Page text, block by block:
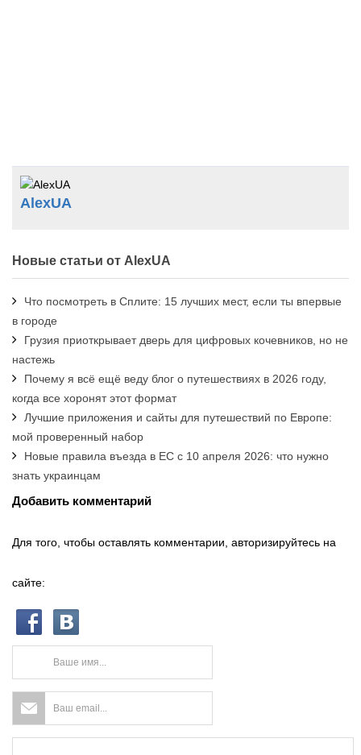
AlexUA
Новые статьи от AlexUA
Что посмотреть в Сплите: 15 лучших мест, если ты впервые
в городе
Грузия приоткрывает дверь для цифровых кочевников, но не
настежь
Почему я всё ещё веду блог о путешествиях в 2026 году,
когда все хоронят этот формат
Лучшие приложения и сайты для путешествий по Европе:
мой проверенный набор
Новые правила въезда в ЕС с 10 апреля 2026: что нужно
знать украинцам
Добавить комментарий
Для того, чтобы оставлять комментарии, авторизируйтесь на
сайте: